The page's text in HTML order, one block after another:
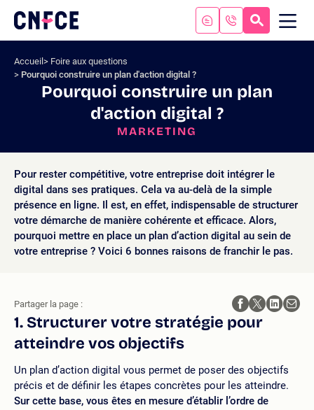
contenu
Logo
site
Accueil
Foire aux questions
Pourquoi construire un plan d'action digital ?
Pourquoi construire un plan
d'action digital ?
MARKETING
Pour rester compétitive, votre entreprise doit intégrer le
digital dans ses pratiques. Cela va au-delà de la simple
présence en ligne. Il est, en effet, indispensable de structurer
votre démarche de manière cohérente et efficace. Alors,
pourquoi mettre en place un plan d’action digital au sein de
votre entreprise ? Voici 6 bonnes raisons de franchir le pas.
1. Structurer votre stratégie pour
atteindre vos objectifs
Un plan d’action digital vous permet de poser des objectifs
précis et de définir les étapes concrètes pour les atteindre.
Sur cette base, vous êtes en mesure d’établir l’ordre de
Partager la page :